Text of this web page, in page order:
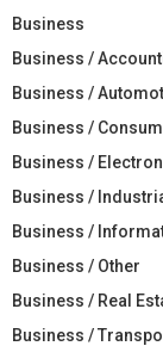
Business
Business /
Business /
Business /
Business /
Business /
Business /
Business / Other
Business / Real
Business /